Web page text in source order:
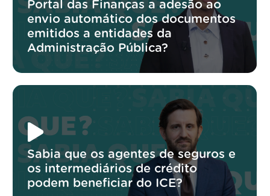
Portal das Finanças a adesão ao
envio automático dos documentos
emitidos a entidades da
Administração Pública?
Sabia que os agentes de seguros e
os intermediários de crédito
podem beneficiar do ICE?